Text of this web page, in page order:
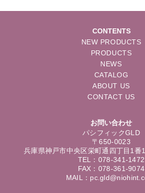
CONTENTS
NEW PRODUCTS
PRODUCTS
NEWS
CATALOG
ABOUT US
CONTACT US
お問い合わせ
パシフィックGLD
〒650-0023
兵庫県神戸市中央区栄町通四丁目1番
TEL：078-341-1472
FAX：078-361-9074
MAIL：